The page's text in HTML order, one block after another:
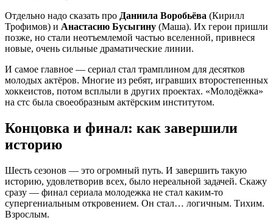
Отдельно надо сказать про Даниила Воробьёва (Кирилл
Трофимов) и Анастасию Бусыгину (Маша). Их герои пришли
позже, но стали неотъемлемой частью вселенной, привнеся
новые, очень сильные драматические линии.
И самое главное — сериал стал трамплином для десятков
молодых актёров. Многие из ребят, игравших второстепенных
хоккеистов, потом всплыли в других проектах. «Молодёжка»
на стс была своеобразным актёрским институтом.
Концовка и финал: как завершили
историю
Шесть сезонов — это огромный путь. И завершить такую
историю, удовлетворив всех, было нереальной задачей. Скажу
сразу — финал сериала молодежка не стал каким-то
супергениальным откровением. Он стал… логичным. Тихим.
Взрослым.